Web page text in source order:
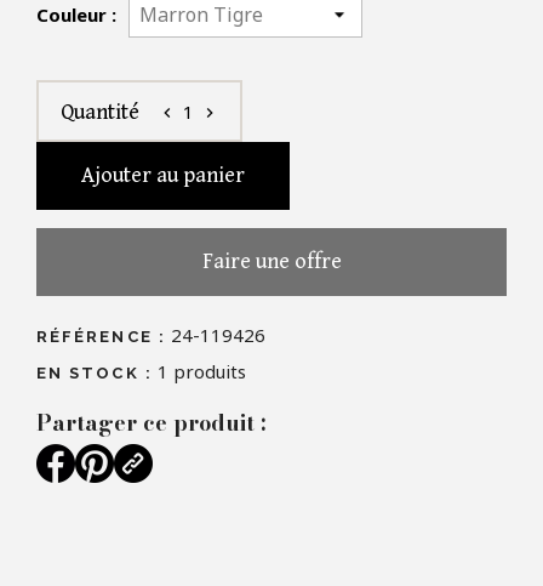
Couleur :
Quantité chevron_left 1 chevron_right
Ajouter au panier
Faire une offre
RÉFÉRENCE : 24-119426
EN STOCK : 1 produits
Partager ce produit :